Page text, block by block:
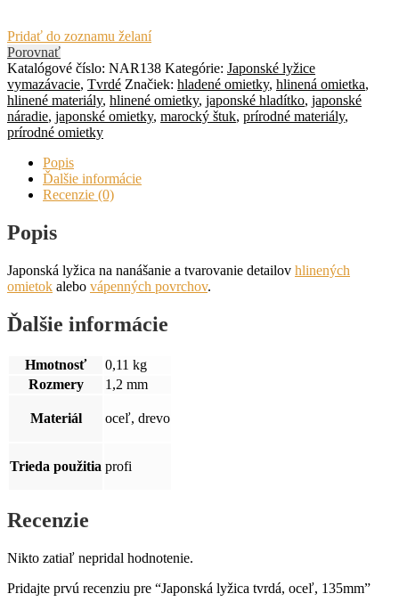
Pridať do zoznamu želaní
Porovnať
Katalógové číslo: NAR138 Kategórie: Japonské lyžice
vymazávacie, Tvrdé Značiek: hladené omietky, hlinená omietka,
hlinené materiály, hlinené omietky, japonské hladítko, japonské
náradie, japonské omietky, marocký štuk, prírodné materiály,
prírodné omietky
Popis
Ďalšie informácie
Recenzie (0)
Popis
Japonská lyžica na nanášanie a tvarovanie detailov hlinených
omietok alebo vápenných povrchov.
Ďalšie informácie
Hmotnosť
0,11 kg
Rozmery
1,2 mm
Materiál oceľ, drevo
Trieda použitia profi
Recenzie
Nikto zatiaľ nepridal hodnotenie.
Pridajte prvú recenziu pre “Japonská lyžica tvrdá, oceľ, 135mm”